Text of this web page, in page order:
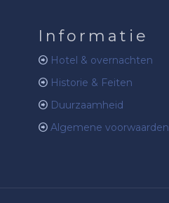
Informatie
Hotel & overnachten
Historie & Feiten
Duurzaamheid
Algemene voorwaarden